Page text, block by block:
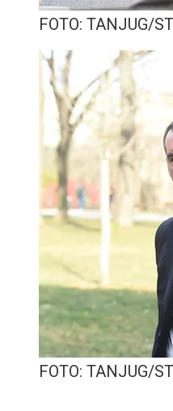
FOTO: TANJUG/
FOTO: TANJUG/